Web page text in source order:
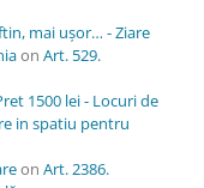
mai ușor… - Ziare
on Art. 529.
1500 lei - Locuri de
in spatiu pentru
on Art. 2386.